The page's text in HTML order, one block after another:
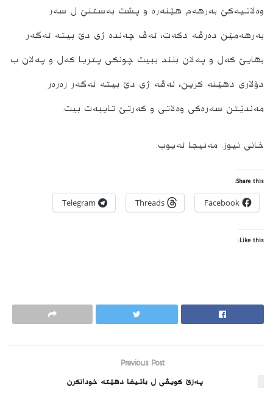
وەلاتیەکێ بەرھەم ھێنەرە و پشت بەستنێ ل سەر
بەرھەمێن دەرڤە دکەت، ئەڤ چەندە ژی دێ بیتە ئەگەر
بھایێ کەل و پەلان بلند ببیت چونکی پتریا کەل و پەلان ب
دۆلاری دھێنە کرین، ئەڤە ژی دێ بیتە ئەگەر زەرەر
مەندێتن سەرەکی وه‌لا‌تی و کەرتێ تایبەت بیت.
خانی نیوز: مەنیجا ئەیوب.
Share this:
Facebook
Threads
Telegram
Like this:
Previous Post
پەزێ کویڤی ل باتیفا دهێتە خودانکرن